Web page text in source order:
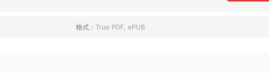
格式： True PDF, ePUB